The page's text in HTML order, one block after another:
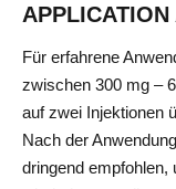
Für erfahrene
zwischen 300 mg –
auf zwei Injektionen
Nach der
dringend